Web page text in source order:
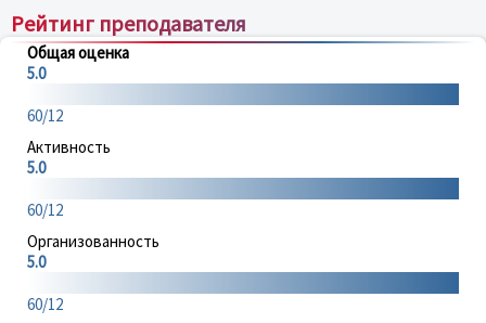
Рейтинг преподавателя
Общая оценка
5.0
60/12
Активность
5.0
60/12
Организованность
5.0
60/12